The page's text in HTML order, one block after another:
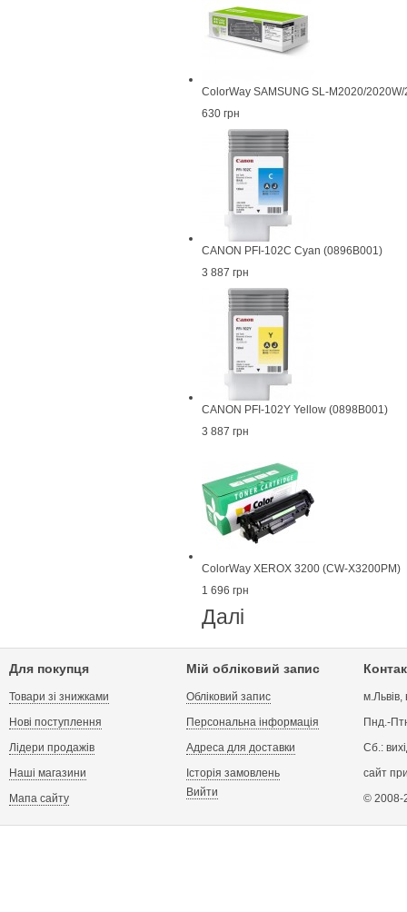
ColorWay SAMSUNG SL-M2020/
630 грн
CANON PFI-102C Cyan (0896B001)
3 887 грн
CANON PFI-102Y Yellow (0898B001)
3 887 грн
ColorWay XEROX 3200 (CW-X3200PM)
1 696 грн
Далі
Для покупця
Товари зі знижками
Нові поступлення
Лідери продажів
Наші магазини
Мапа сайту
Мій обліковий запис
Обліковий запис
Персональна інформація
Адреса для доставки
Історія замовлень
Вийти
Пнд.-
Сб.:
сайт
© 2008-